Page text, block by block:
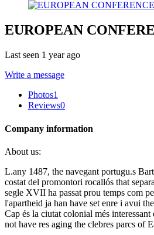
EUROPEAN
Last seen 1 year ago
Write a message
Photos1
Reviews0
Company information
About us:
L.any 1487, the navegant portugu.s
costat del promontori rocallós that
segle XVII ha passat prou temps com
l'apartheid ja han have set enre i avui
Cap és la ciutat colonial més
not have res aging the clebres parcs of